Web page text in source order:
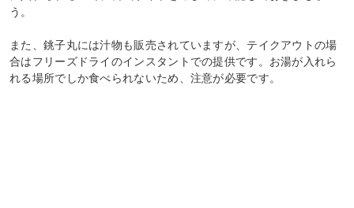
う。
また、銚子丸には汁物も販売されていますが、テイクアウトの場
合はフリーズドライのインスタントでの提供です。お湯が入れら
れる場所でしか食べられないため、注意が必要です。